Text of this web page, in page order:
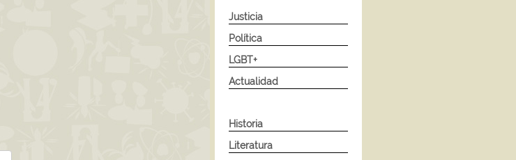
Justicia
Política
LGBT+
Actualidad
Historia
Literatura